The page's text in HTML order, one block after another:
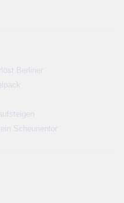
Berliner
Scheunentor